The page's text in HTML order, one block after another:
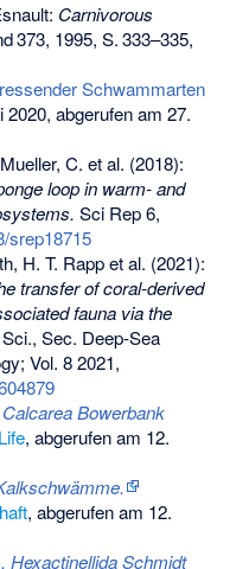
Carnivorous
373, 1995,S.333–335,
Schwammarten
2020, abgerufen am 27.
C. et al. (2018):
loop in warm- and
Sci Rep 6,
srep18715
H. T. Rapp et al. (2021):
transfer of coral-derived
fauna via the
Sec. Deep-Sea
Vol. 8 2021,
Bowerbank
, abgerufen am 12.
, abgerufen am 12.
Hexactinellida Schmidt